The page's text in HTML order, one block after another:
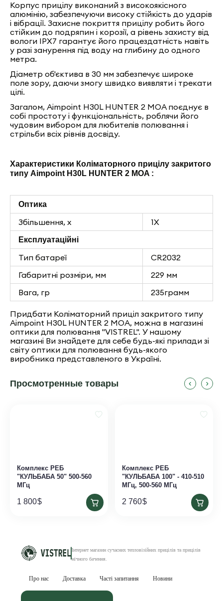
Корпус прицілу виконаний з високоякісного
алюмінію, забезпечуючи високу стійкість до ударів
і вібрації. Захисне покриття прицілу робить його
стійким до подряпин і корозії, а рівень захисту від
вологи IPX7 гарантує його працездатність навіть
у разі занурення під воду на глибину до одного
метра.
Діаметр об'єктива в 30 мм забезпечує широке
поле зору, даючи змогу швидко виявляти і трекати
цілі.
Загалом, Aimpoint H30L HUNTER 2 MOA поєднує в
собі простоту і функціональність, роблячи його
чудовим вибором для любителів полювання і
стрільби всіх рівнів досвіду.
Характеристики Коліматорного прицілу закритого
типу Aimpoint H30L HUNTER 2 MOA :
Оптика
Збільшення, х 1X
Експлуатаційні
Тип батареї
CR2032
Габаритні розміри, мм
229 мм
Вага, гр
235грамм
Придбати Коліматорний приціл закритого типу
Aimpoint H30L HUNTER 2 MOA, можна в магазині
оптики для полювання "VISTREL". У нашому
магазині Ви знайдете для себе будь-які прилади зі
світу оптики для полювання будь-якого
виробника представленого в Україні.
Просмотренные товары
Комплекс РЕБ
"КУЛЬБАБА 50" 500-560
МГц
1 800$
Комплекс РЕБ
"КУЛЬБАБА 100" - 410-510
МГц, 500-560 МГц
2 760$
Інтернет магазин сучасних тепловізійнихприцілів та прицілів
нічного бачення
Про нас Доставка Часті запитання Новини